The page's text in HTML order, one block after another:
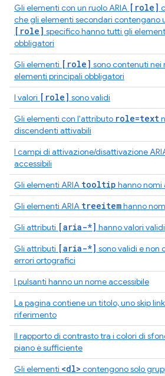
Gli elementi con un ruolo ARIA [role]
che gli elementi secondari contengano
[role] specifico hanno tutti gli
obbligatori
Gli elementi [role] sono contenuti nei
elementi principali obbligatori
I valori [role] sono validi
Gli elementi con l'attributo role=text
discendenti attivabili
I campi di attivazione/disattivazione
accessibili
Gli elementi ARIA tooltip hanno nomi
Gli elementi ARIA treeitemhanno
Gli attributi [aria-*] hanno valori validi
Gli attributi [aria-*] sono validi e non
errori ortografici
I pulsanti hanno un nome accessibile
La pagina contiene un titolo, uno skip
riferimento
Il rapporto di contrasto tra i colori di
piano è sufficiente
Gli elementi <dl> contengono solo